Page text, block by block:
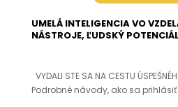
UMELÁ INTELIGENCIA VO
NÁSTROJE, ĽUDSKÝ POTENCIÁL
VYDALI STE SA NA CESTU
Podrobné návody, ako sa